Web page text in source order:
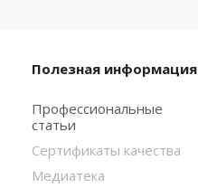
Полезная информация
Профессиональные
статьи
Сертификаты качества
Медиатека